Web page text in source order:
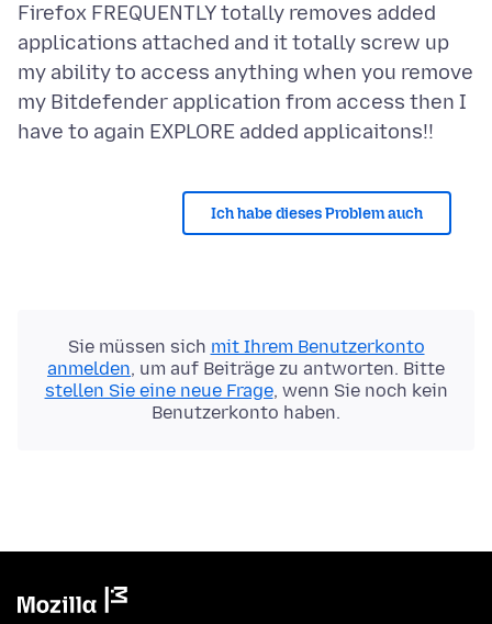
Firefox FREQUENTLY totally removes added
applications attached and it totally screw up
my ability to access anything when you remove
my Bitdefender application from access then I
Ich habe dieses Problem auch
Sie müssen sich mit Ihrem Benutzerkonto
anmelden, um auf Beiträge zu antworten. Bitte
stellen Sie eine neue Frage, wenn Sie noch kein
Benutzerkonto haben.